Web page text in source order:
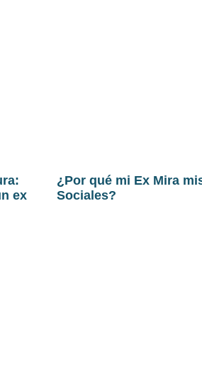
ex
¿Por qué mi Ex Mira
Sociales?